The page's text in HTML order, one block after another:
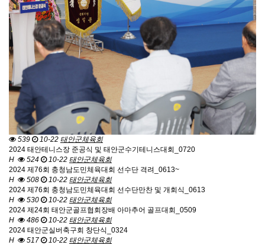
539 10-22 태안군체육회
2024 태안테니스장 준공식 및 태안군수기테니스대회_0720
H
524 10-22 태안군체육회
2024 제76회 충청남도민체육대회 선수단 격려_0613~
H
508 10-22 태안군체육회
2024 제76회 충청남도민체육대회 선수단만찬 및 개회식_0613
H
530 10-22 태안군체육회
2024 제24회 태안군골프협회장배 아마추어 골프대회_0509
H
486 10-22 태안군체육회
2024 태안군실버축구회 창단식_0324
H
517 10-22 태안군체육회